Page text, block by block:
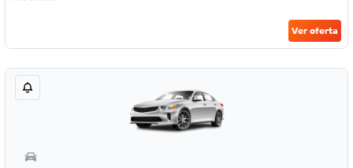
Ver oferta